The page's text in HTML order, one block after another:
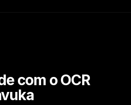
com o OCR